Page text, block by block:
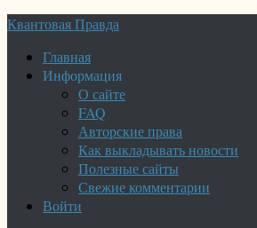
Квантовая Правда
Главная
Информация
О сайте
FAQ
Авторские права
Как выкладывать новости
Полезные сайты
Свежие комментарии
Войти